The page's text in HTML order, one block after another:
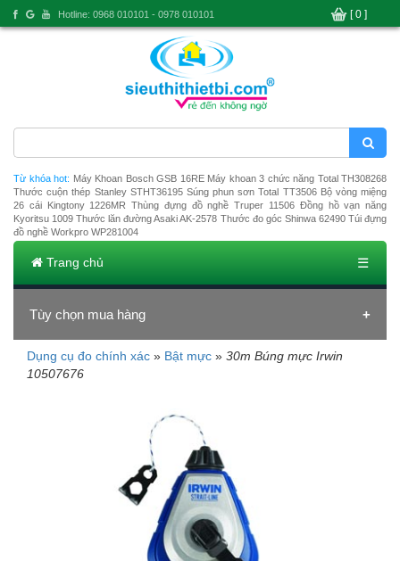
Từ khóa hot: Máy Khoan Bosch GSB 16RE Máy khoan 3 chức năng Total TH308268
Thước cuộn thép Stanley STHT36195 Súng phun sơn Total TT3506 Bộ vòng miệng
26 cái Kingtony 1226MR Thùng đựng đồ nghề Truper 11506 Đồng hồ vạn năng
Kyoritsu 1009 Thước lăn đường Asaki AK-2578 Thước đo góc Shinwa 62490 Túi đựng
đồ nghề Workpro WP281004
Trang chủ ☰
Tùy chọn mua hàng
Đang tải dữ liệu
Dụng cụ đo chính xác » Bật mực » 30m Búng mực Irwin
10507676
Hotline: 0968 010101 - 0978 010101 [ 0 ]